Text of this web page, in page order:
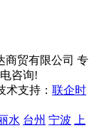
商贸有限公司 专
咨询!
术支持： 联企时
水 台州 宁波
上